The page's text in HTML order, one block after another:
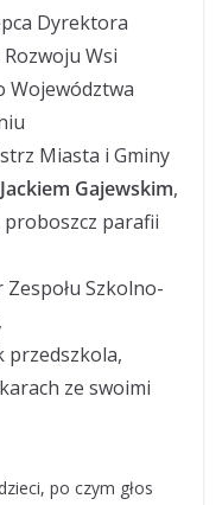
Dyrektora
Wsi
Województwa
Miasta i Gminy
Jackiem Gajewskim,
proboszcz parafii
Szkolno-
przedszkola,
ze swoimi
po czym głos